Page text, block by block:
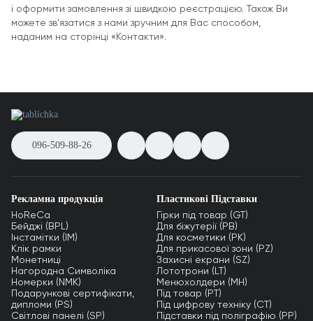
і оформити замовлення зі швидкою реєстрацією. Також Ви
можете зв'язатися з нами зручним для Вас способом,
наданим на сторінці «Контакти».
096-509-88-26
Рекламна продукція
HoReCa
Бейджі (BPL)
Інстамітки (IM)
Клік рамки
Монетниці
Нагородна Символіка
Номерки (NMK)
Подарункові сертифікати,
дипломи (PS)
Світлові панелі (SP)
Пластикові Підставки
Гірки під товар (GT)
Для біжутерії (PB)
Для косметики (PK)
Для прикасової зони (PZ)
Захисні екрани (SZ)
Лототрони (LT)
Менюхолдери (MH)
Під товар (PT)
Під цифрову техніку (CT)
Підставки під поліграфію (PP)